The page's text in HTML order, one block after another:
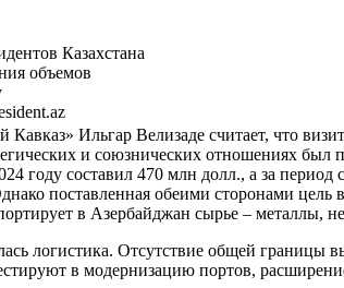
Казахстана
объемов
Ильгар Велизаде считает, что
и союзнических отношениях
году составил 470 млн долл., а за период
поставленная обеими сторонами
в Азербайджан сырье – металлы,
логистика. Отсутствие общей
в модернизацию портов,